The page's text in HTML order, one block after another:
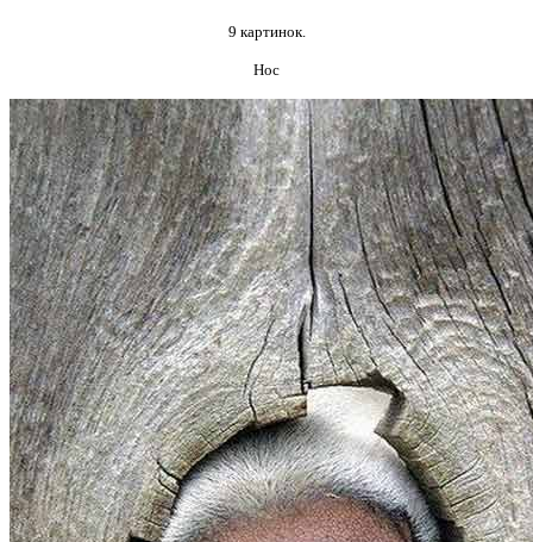
9 картинок.
Нос